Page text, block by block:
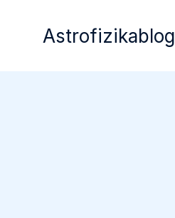
Astrofizikablog